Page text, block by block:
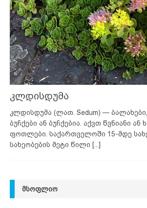
კლდისდუმა
კლდისდუმა (ლათ. Sedum) —
ბუჩქები ან ბუჩქებია. აქვთ წვნიანი ან
ფოთლები. საქართველოში 15-მდე
სახეობების მეტი წილი [...]
ᲛᲡᲝᲤᲚᲘᲝ